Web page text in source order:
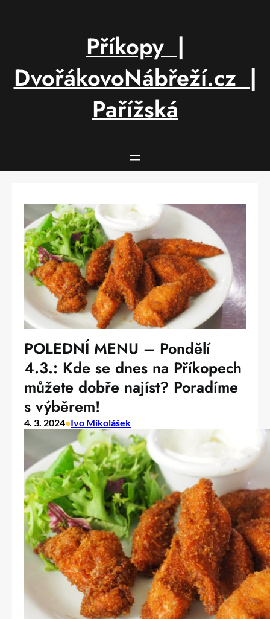
Příkopy |
DvořákovoNábřeží.cz |
Pařížská
POLEDNÍ MENU – Pondělí
4.3.: Kde se dnes na Příkopech
můžete dobře najíst? Poradíme
s výběrem!
4. 3. 2024•Ivo Mikolášek